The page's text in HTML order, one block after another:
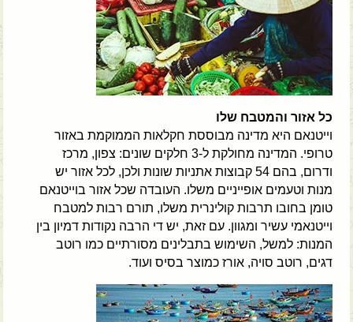
כל אזור והמטבח שלו
וייטנאם היא מדינה מבוססת חקלאות הממוקמת באזור
טרופי. המדינה מחולקת ל-3 חלקים שונים: צפון, מרכז
ודרום, בהם 54 קבוצות אתניות שונות ולכן, לכל אזור יש
מנות וטעמים אופייניים משלו. העובדה שכל אזור בוייטנאם
טומן בחובו תרבות קולינרית משלו, תורם רבות למטבח
וייטנאמי עשיר ומגוון. עם זאת, יש די הרבה נקודות דמיון בין
המנות: למשל, השימוש בתבלינים מסורתיים כמו רוטב
דגים, רוטב סויה, אורז כמוצר בסיס ועוד.